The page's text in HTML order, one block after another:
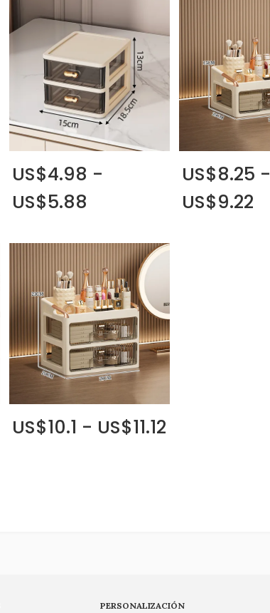
US$4.98 -
US$5.88
US$8.25 -
US$9.22
US$10.1 - US$11.12
PERSONALIZACIÓN